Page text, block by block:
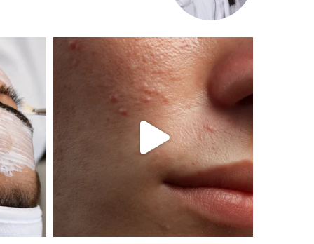
טיפול פנים נכון הוא הרבה מעבר לניקוי העור. המטרה ה זה